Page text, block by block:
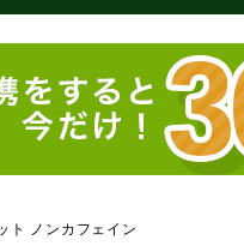
ト ノンカフェイン